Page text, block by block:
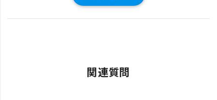
関連質問